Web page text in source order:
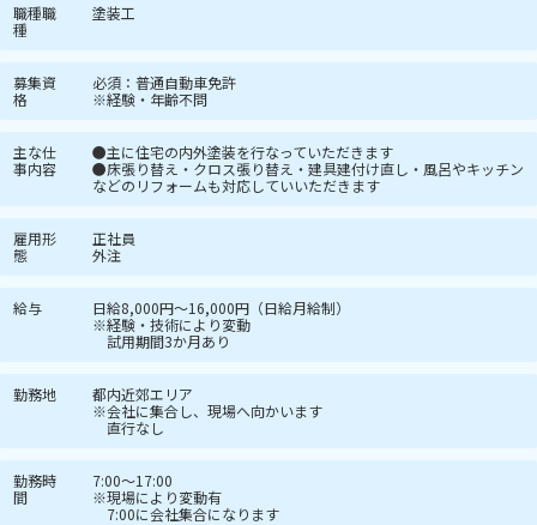
職種職
種
塗装工
募集資
格
必須：普通自動車免許
※経験・年齢不問
主な仕
事内容
●主に住宅の内外塗装を行なっていただきます
●床張り替え・クロス張り替え・建具建付け直し・風呂やキッチン
などのリフォームも対応していいただきます
雇用形
態
正社員
外注
給与
日給8,000円～16,000円（日給月給制）
※経験・技術により変動
試用期間3か月あり
勤務地
都内近郊エリア
※会社に集合し、現場へ向かいます
直行なし
勤務時
間
7:00～17:00
※現場により変動有
7:00に会社集合になります